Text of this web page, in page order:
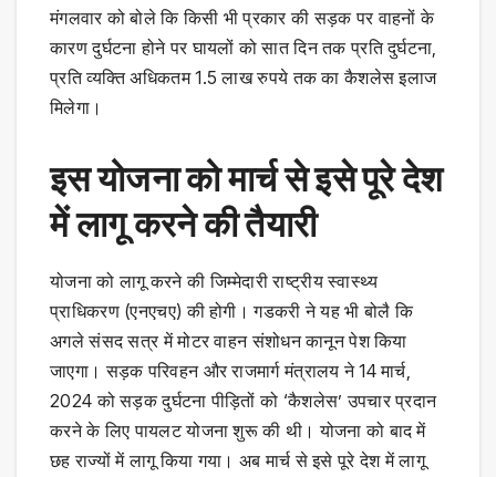
मंगलवार को बोले कि किसी भी प्रकार की सड़क पर वाहनों के
कारण दुर्घटना होने पर घायलों को सात दिन तक प्रति दुर्घटना,
प्रति व्यक्ति अधिकतम 1.5 लाख रुपये तक का कैशलेस इलाज
मिलेगा।
इस योजना को मार्च से इसे पूरे देश
में लागू करने की तैयारी
योजना को लागू करने की जिम्मेदारी राष्ट्रीय स्वास्थ्य
प्राधिकरण (एनएचए) की होगी। गडकरी ने यह भी बोलै कि
अगले संसद सत्र में मोटर वाहन संशोधन कानून पेश किया
जाएगा। सड़क परिवहन और राजमार्ग मंत्रालय ने 14 मार्च,
2024 को सड़क दुर्घटना पीड़ितों को ‘कैशलेस’ उपचार प्रदान
करने के लिए पायलट योजना शुरू की थी। योजना को बाद में
छह राज्यों में लागू किया गया। अब मार्च से इसे पूरे देश में लागू